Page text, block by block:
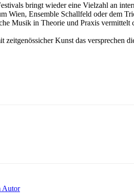
bringt wieder eine Vielzahl an
Wien, Ensemble Schallfeld oder dem
Musik in Theorie und Praxis
Kunst das versprechen
Autor